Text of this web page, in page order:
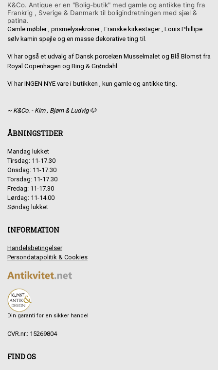
K&Co. Antique er en "Bolig-butik" med gamle og antikke ting fra
Frankrig , Sverige & Danmark til boligindretningen med sjæl &
patina.
Gamle møbler , prismelysekroner , Franske kirkestager , Louis Phillipe
sølv kamin spejle og en masse dekorative ting til.
Vi har også et udvalg af Dansk porcelæn Musselmalet og Blå Blomst fra
Royal Copenhagen og Bing & Grøndahl.
Vi har INGEN NYE vare i butikken , kun gamle og antikke ting.
~ K&Co. - Kim , Bjørn & Ludvig 🐶
ÅBNINGSTIDER
Mandag lukket
Tirsdag: 11-17.30
Onsdag: 11-17.30
Torsdag: 11-17.30
Fredag: 11-17.30
Lørdag: 11-14.00
Søndag lukket
INFORMATION
Handelsbetingelser
Persondatapolitik & Cookies
Din garanti for en sikker handel
CVR.nr.: 15269804
FIND OS